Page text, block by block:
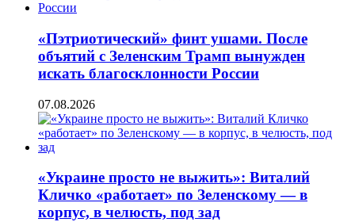
«Пэтриотический» финт ушами. После
объятий с Зеленским Трамп вынужден
искать благосклонности России
07.08.2026
«Украине просто не выжить»: Виталий
Кличко «работает» по Зеленскому — в
корпус, в челюсть, под зад